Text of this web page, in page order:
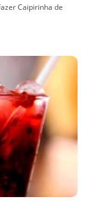
Caipirinha de